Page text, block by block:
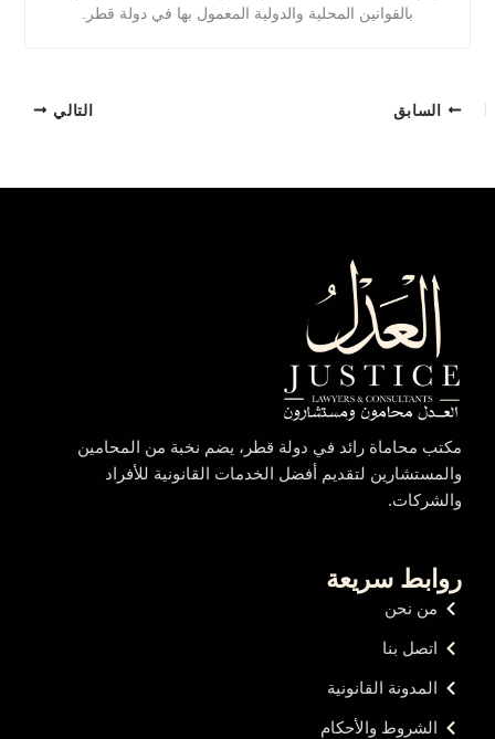
بالقوانين المحلية والدولية المعمول بها في دولة قطر.
السابق التالي
مكتب محاماة رائد في دولة قطر، يضم نخبة من المحامين
والمستشارين لتقديم أفضل الخدمات القانونية للأفراد
والشركات.
روابط سريعة
من نحن
اتصل بنا
المدونة القانونية
الشروط والأحكام